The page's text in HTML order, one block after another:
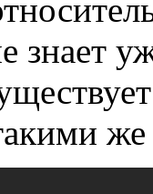
знает
же